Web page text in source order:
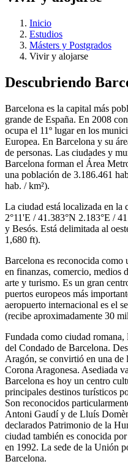
Inicio
Estudios
Másters y Postgrados
Vivir y alojarse
Descubriendo
Barcelona es la capital más
grande de España. En 2008
ocupa el 11º lugar en los
Europea. En Barcelona y su
de personas. Las ciudades y
Barcelona forman el Área
una población de 3.186.461
hab. / km²).
La ciudad está localizada en la
2°11'E / 41.383°N 2.183°E /
y Besós. Está delimitada al
1,680 ft).
Barcelona es reconocida
en finanzas, comercio, medios
arte y turismo. Es un gran
puertos europeos más
aeropuerto internacional es el
(recibe aproximadamente 30
Fundada como ciudad
del Condado de Barcelona.
Aragón, se convirtió en una de
Corona Aragonesa. Asediada
Barcelona es hoy un centro
principales destinos turísticos
Son reconocidos
Antoni Gaudí y de Lluís
declarados Patrimonio de la
ciudad también es conocida
en 1992. La sede de la Unión
Barcelona.